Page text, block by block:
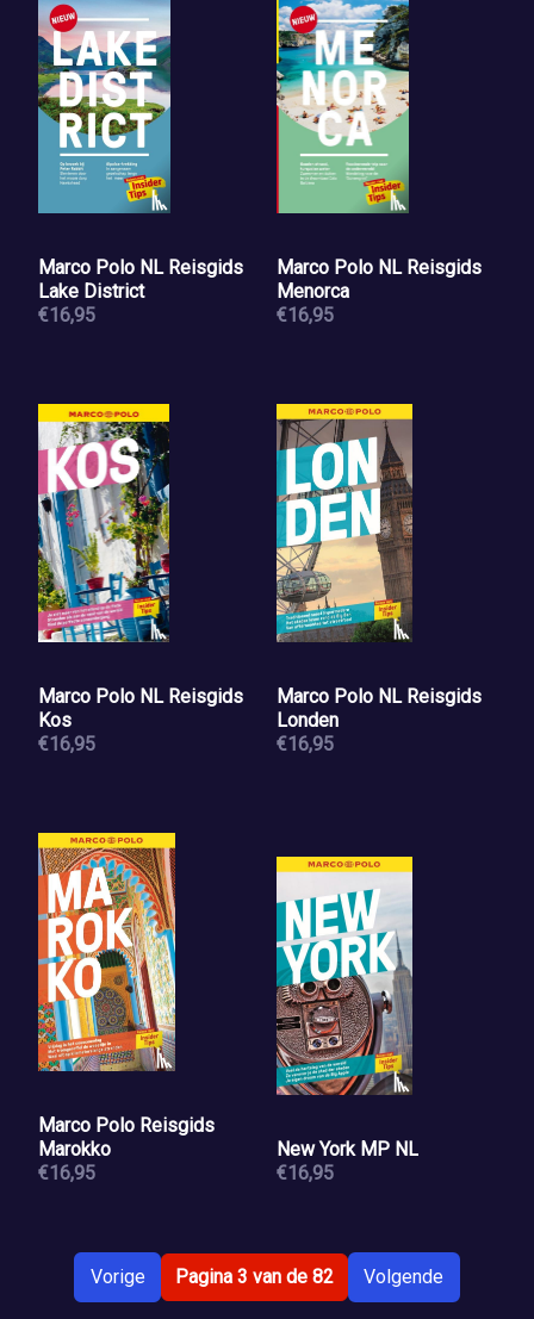
Marco Polo NL Reisgids
Lake District
€16,95
Marco Polo NL Reisgids
Menorca
€16,95
Marco Polo NL Reisgids
Kos
€16,95
Marco Polo NL Reisgids
Londen
€16,95
Marco Polo Reisgids
Marokko
€16,95
New York MP NL
€16,95
Vorige Pagina 3 van de 82 Volgende